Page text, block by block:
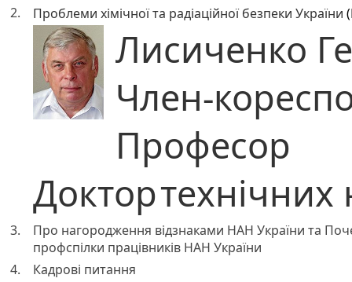
2. Проблеми хімічної та радіаційної безпеки України
Лисиченко
Член-
Професор
Доктортехнічних
3.
Про нагородження відзнаками НАН України та
профспілки працівників НАН України
4.
Кадрові питання